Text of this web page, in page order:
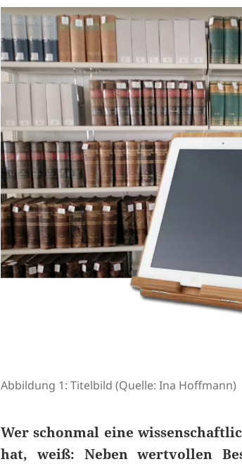
Abbildung 1: Titelbild (Quelle: Ina Hoffmann)
Wer schonmal eine
hat, weiß: Neben wertvollen